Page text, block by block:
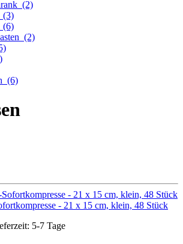
(2)
(3)
(6)
(2)
(6)
- 21 x 15 cm, klein, 48 Stück
5-7 Tage